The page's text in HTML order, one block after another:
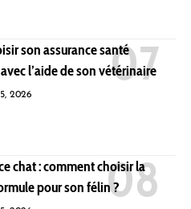
son assurance santé
l’aide de son vétérinaire
2026
chat : comment choisir la
pour son félin ?